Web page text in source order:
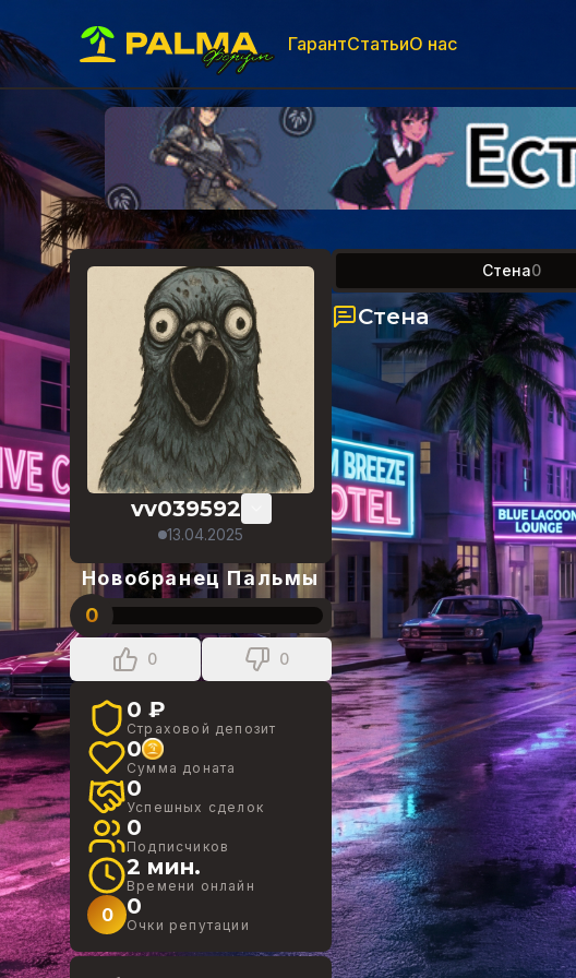
ГарантСтатьиО нас
vv039592
13.04.2025
Новобранец Пальмы
0
0 0
0 ₽
Страховой депозит
0
Сумма доната
0
Успешных сделок
0
Подписчиков
2 мин.
Времени онлайн
0 0
Очки репутации
Стена0
Стена